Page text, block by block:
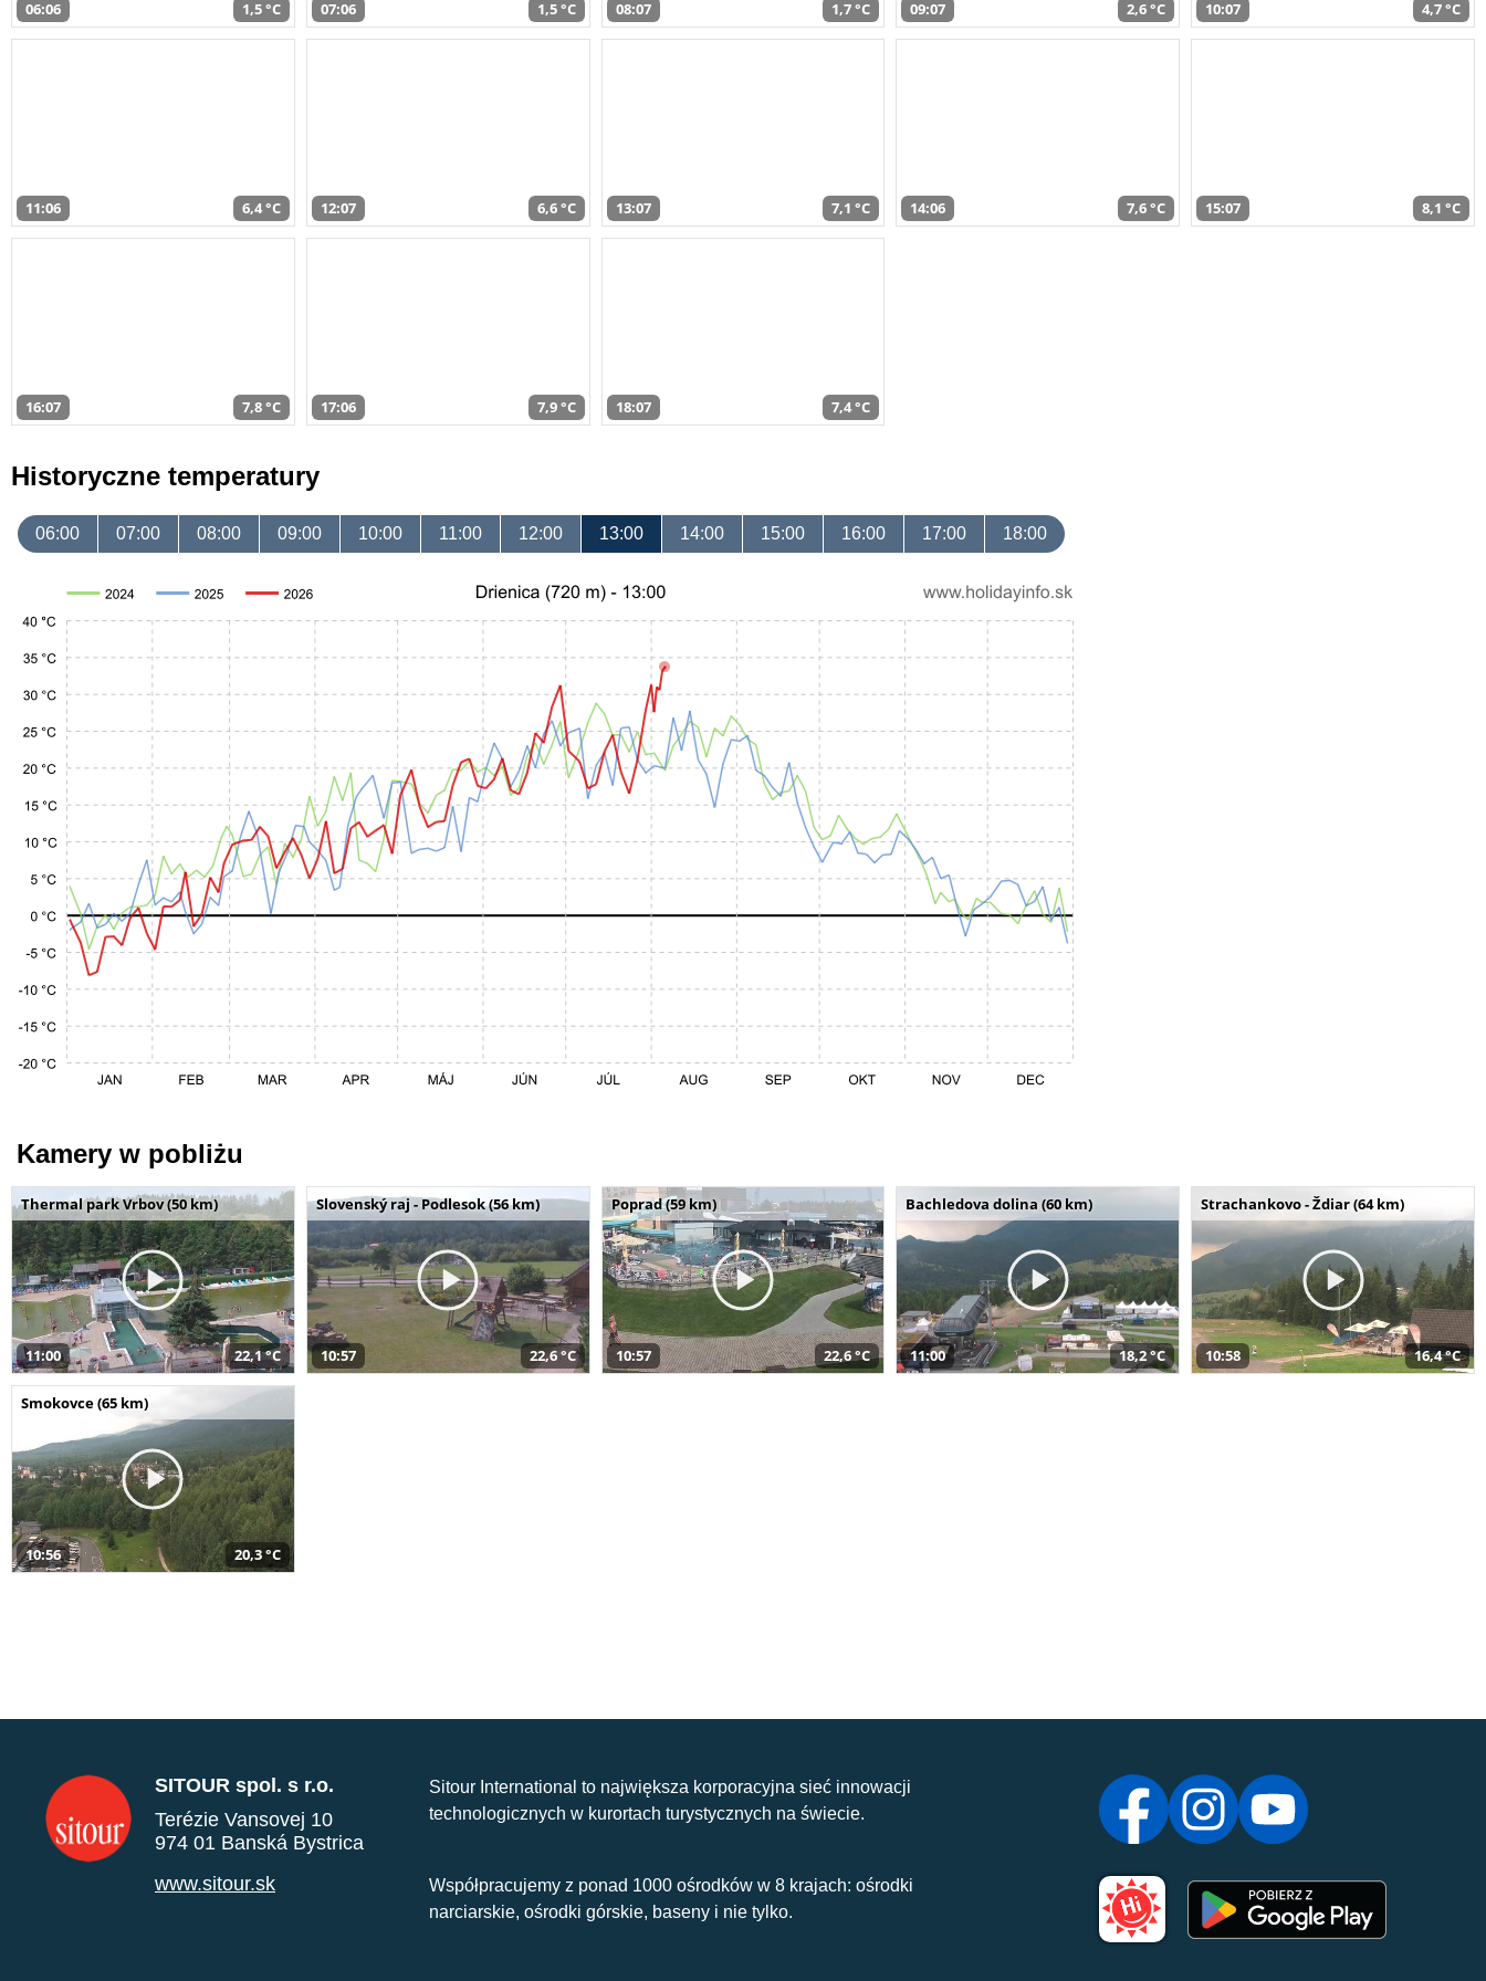
06:06 1,5 °C 07:06 1,5 °C 08:07 1,7 °C 09:07 2,6 °C 10:07 4,7 °C
11:06 6,4 °C 12:07 6,6 °C 13:07 7,1 °C 14:06 7,6 °C 15:07 8,1 °C
16:07 7,8 °C 17:06 7,9 °C 18:07 7,4 °C
Historyczne temperatury
06:00 07:00 08:00 09:00 10:00 11:00 12:00 13:00 14:00 15:00 16:00 17:00 18:00
Kamery w pobliżu
Thermal park Vrbov (50 km)
11:00 22,1 °C
Slovenský raj - Podlesok (56 km)
10:57 22,6 °C
Poprad (59 km)
10:57 22,6 °C
Bachledova dolina (60 km)
11:00 18,2 °C
Strachankovo - Ždiar (64 km)
10:58 16,4 °C
Smokovce (65 km)
10:56 20,3 °C
SITOUR spol. s r.o.
Terézie Vansovej 10
974 01 Banská Bystrica
www.sitour.sk
Sitour International to największa korporacyjna sieć innowacji
technologicznych w kurortach turystycznych na świecie.
Współpracujemy z ponad 1000 ośrodków w 8 krajach: ośrodki
narciarskie, ośrodki górskie, baseny i nie tylko.